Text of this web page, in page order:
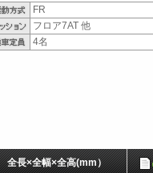
FR
フロア7AT 他
4名
全長×全幅×全高(mm）